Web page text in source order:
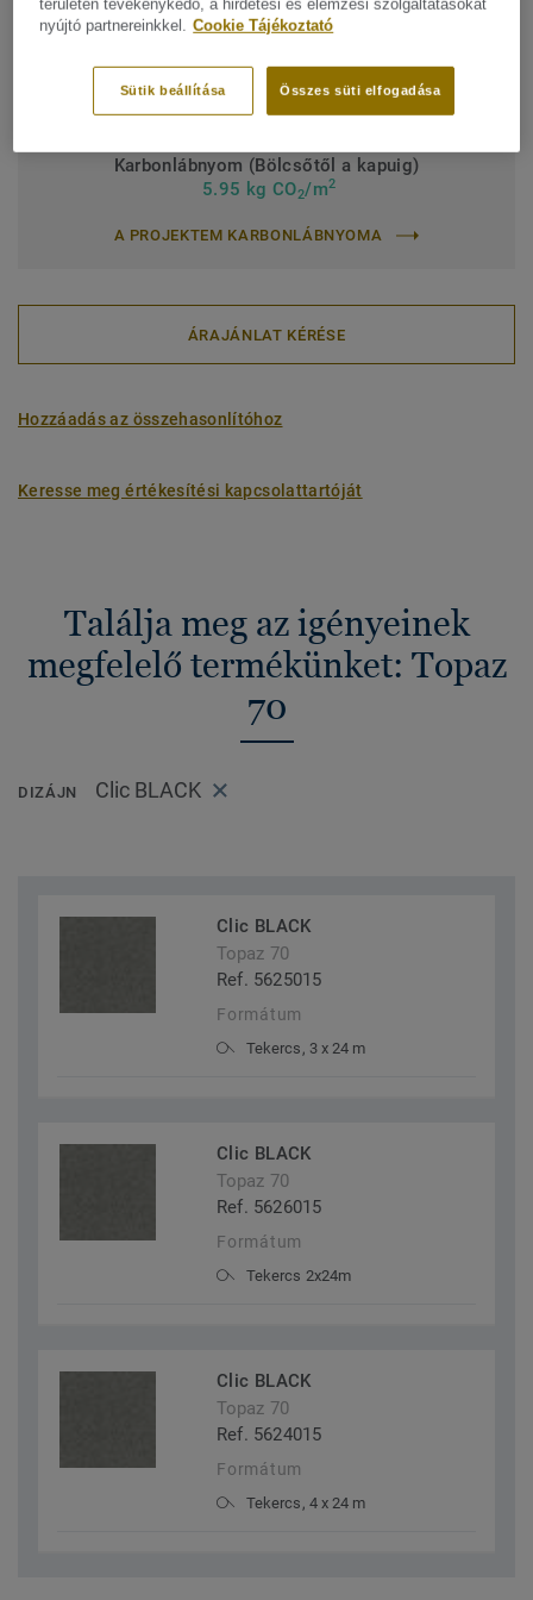
Tekercs (3 ref.)
Karbonlábnyom (Bölcsőtől a kapuig)
5.95 kg CO2/m2
A PROJEKTEM KARBONLÁBNYOMA
ÁRAJÁNLAT KÉRÉSE
Hozzáadás az összehasonlítóhoz
Keresse meg értékesítési kapcsolattartóját
Találja meg az igényeinek
megfelelő termékünket: Topaz
70
DIZÁJN Clic BLACK
Clic BLACK
Topaz 70
Ref. 5625015
Formátum
Tekercs, 3 x 24 m
Clic BLACK
Topaz 70
Ref. 5626015
Formátum
Tekercs 2x24m
Clic BLACK
Topaz 70
Ref. 5624015
Formátum
Tekercs, 4 x 24 m
területén tevékenykedő, a hirdetési és elemzési szolgáltatásokat
nyújtó partnereinkkel. Cookie Tájékoztató
Összes süti elfogadása
Sütik beállítása